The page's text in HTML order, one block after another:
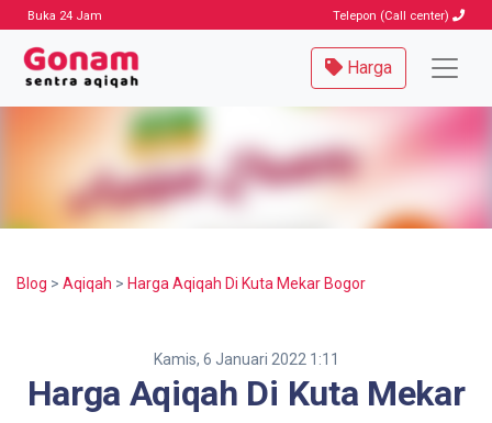
Buka 24 Jam Telepon (Call center)
Harga
Blog > Aqiqah > Harga Aqiqah Di Kuta Mekar Bogor
Kamis, 6 Januari 2022 1:11
Harga Aqiqah Di Kuta Mekar